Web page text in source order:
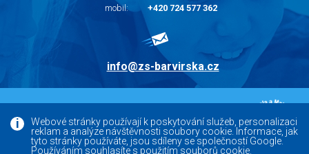
Webové stránky používají k poskytování služeb, personalizaci
reklam a analýze návštěvnosti soubory cookie. Informace, jak
tyto stránky používáte, jsou sdíleny se společností Google.
Používáním souhlasíte s použitím souborů cookie.
mobil:
+420 724 577 362
info@zs-barvirska.cz
Facebook